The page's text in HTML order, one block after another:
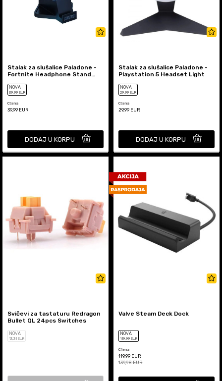
Stalak za slušalice Paladone -
Fortnite Headphone Stand
NOVA
39,99 EUR
Cijena
39,99 EUR
DODAJ U KORPU
Stalak za slušalice Paladone -
Playstation 5 Headset Light
NOVA
29,99 EUR
Cijena
29,99 EUR
DODAJ U KORPU
Svičevi za tastaturu Redragon
Bullet QL 24pcs Switches
NOVA
13,31 EUR
Valve Steam Deck Dock
NOVA
119,99 EUR
Cijena
119,99 EUR
139,98EUR